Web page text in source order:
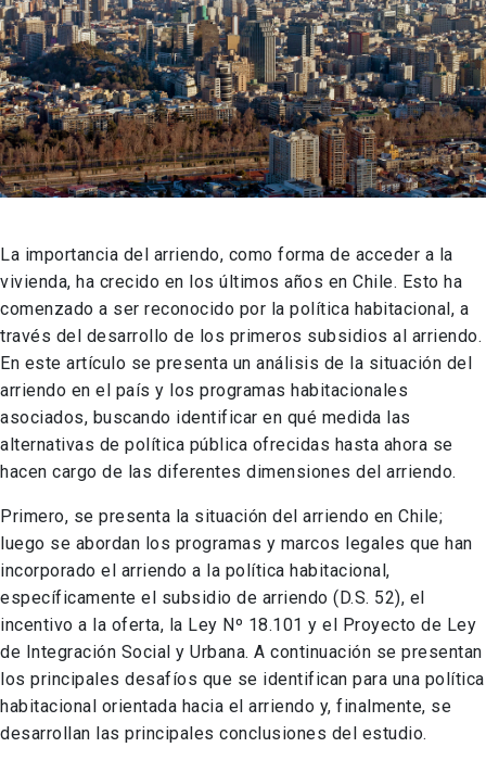
La importancia del arriendo, como forma de acceder a la
vivienda, ha crecido en los últimos años en Chile. Esto ha
comenzado a ser reconocido por la política habitacional, a
través del desarrollo de los primeros subsidios al arriendo.
En este artículo se presenta un análisis de la situación del
arriendo en el país y los programas habitacionales
asociados, buscando identificar en qué medida las
alternativas de política pública ofrecidas hasta ahora se
hacen cargo de las diferentes dimensiones del arriendo.
Primero, se presenta la situación del arriendo en Chile;
luego se abordan los programas y marcos legales que han
incorporado el arriendo a la política habitacional,
específicamente el subsidio de arriendo (D.S. 52), el
incentivo a la oferta, la Ley Nº 18.101 y el Proyecto de Ley
de Integración Social y Urbana. A continuación se presentan
los principales desafíos que se identifican para una política
habitacional orientada hacia el arriendo y, finalmente, se
desarrollan las principales conclusiones del estudio.